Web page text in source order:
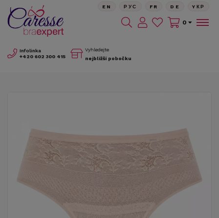
Infolinka
+420 602 300 415
Vyhledejte
nejbližší pobočku
EN РУС FR DE YКР
0